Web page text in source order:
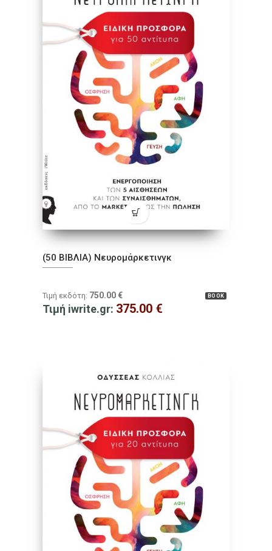
(50 ΒΙΒΛΙΑ) Νευρομάρκετινγκ
BOOK
Τιμή εκδότη: 750.00 €
Τιμή iwrite.gr: 375.00 €